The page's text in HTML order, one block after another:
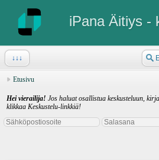
iPana Äitiys -
↓↓↓
Etusivu
Hei vierailija! Jos haluat osallistua keskusteluun,
klikkaa Keskustelu-linkkiä!